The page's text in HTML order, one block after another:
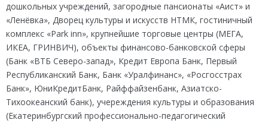
дошкольных учреждений, загородные пансионаты «Аист» и
«Ленёвка», Дворец культуры и искусств НТМК, гостиничный
комплекс «Park inn», крупнейшие торговые центры (МЕГА,
ИКЕА, ГРИНВИЧ), объекты финансово-банковской сферы
(Банк «ВТБ Северо-запад», Кредит Европа Банк, Первый
Республиканский Банк, Банк «Уралфинанс», «Росгосстрах
Банк», ЮниКредитБанк, Райффайзенбанк, Азиатско-
Тихоокеанский банк), учереждения культуры и образования
(Екатеринбургский профессионально-педагогический